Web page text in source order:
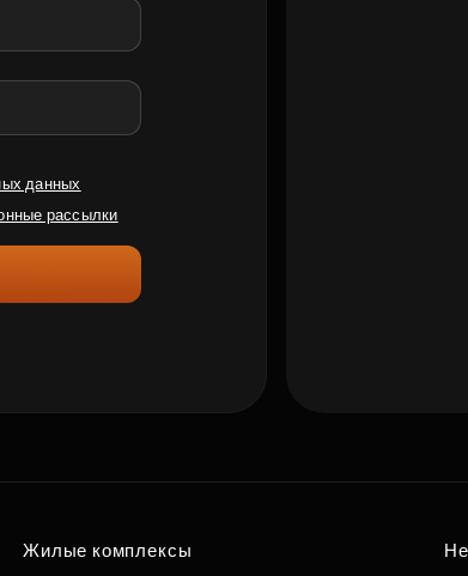
данных
рассылки
Жилые комплексы